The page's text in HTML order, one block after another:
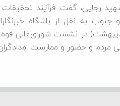
رجایی، گفت: فرآیند تحقیقات
گزارش پرتو جنوب به نقل از باشگاه
والمسلمین غلامحسین محسنی اژه‌ای، امروز دوشنبه (۱۵ اردیبهشت) در نشست
و حضور و ممارست